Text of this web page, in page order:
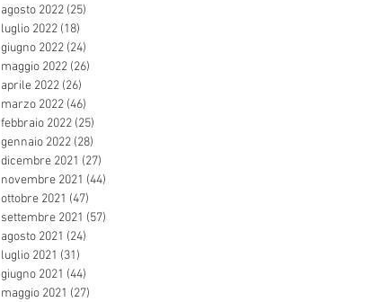
agosto 2022 (25)
luglio 2022 (18)
giugno 2022 (24)
maggio 2022 (26)
aprile 2022 (26)
marzo 2022 (46)
febbraio 2022 (25)
gennaio 2022 (28)
dicembre 2021 (27)
novembre 2021 (44)
ottobre 2021 (47)
settembre 2021 (57)
agosto 2021 (24)
luglio 2021 (31)
giugno 2021 (44)
maggio 2021 (27)